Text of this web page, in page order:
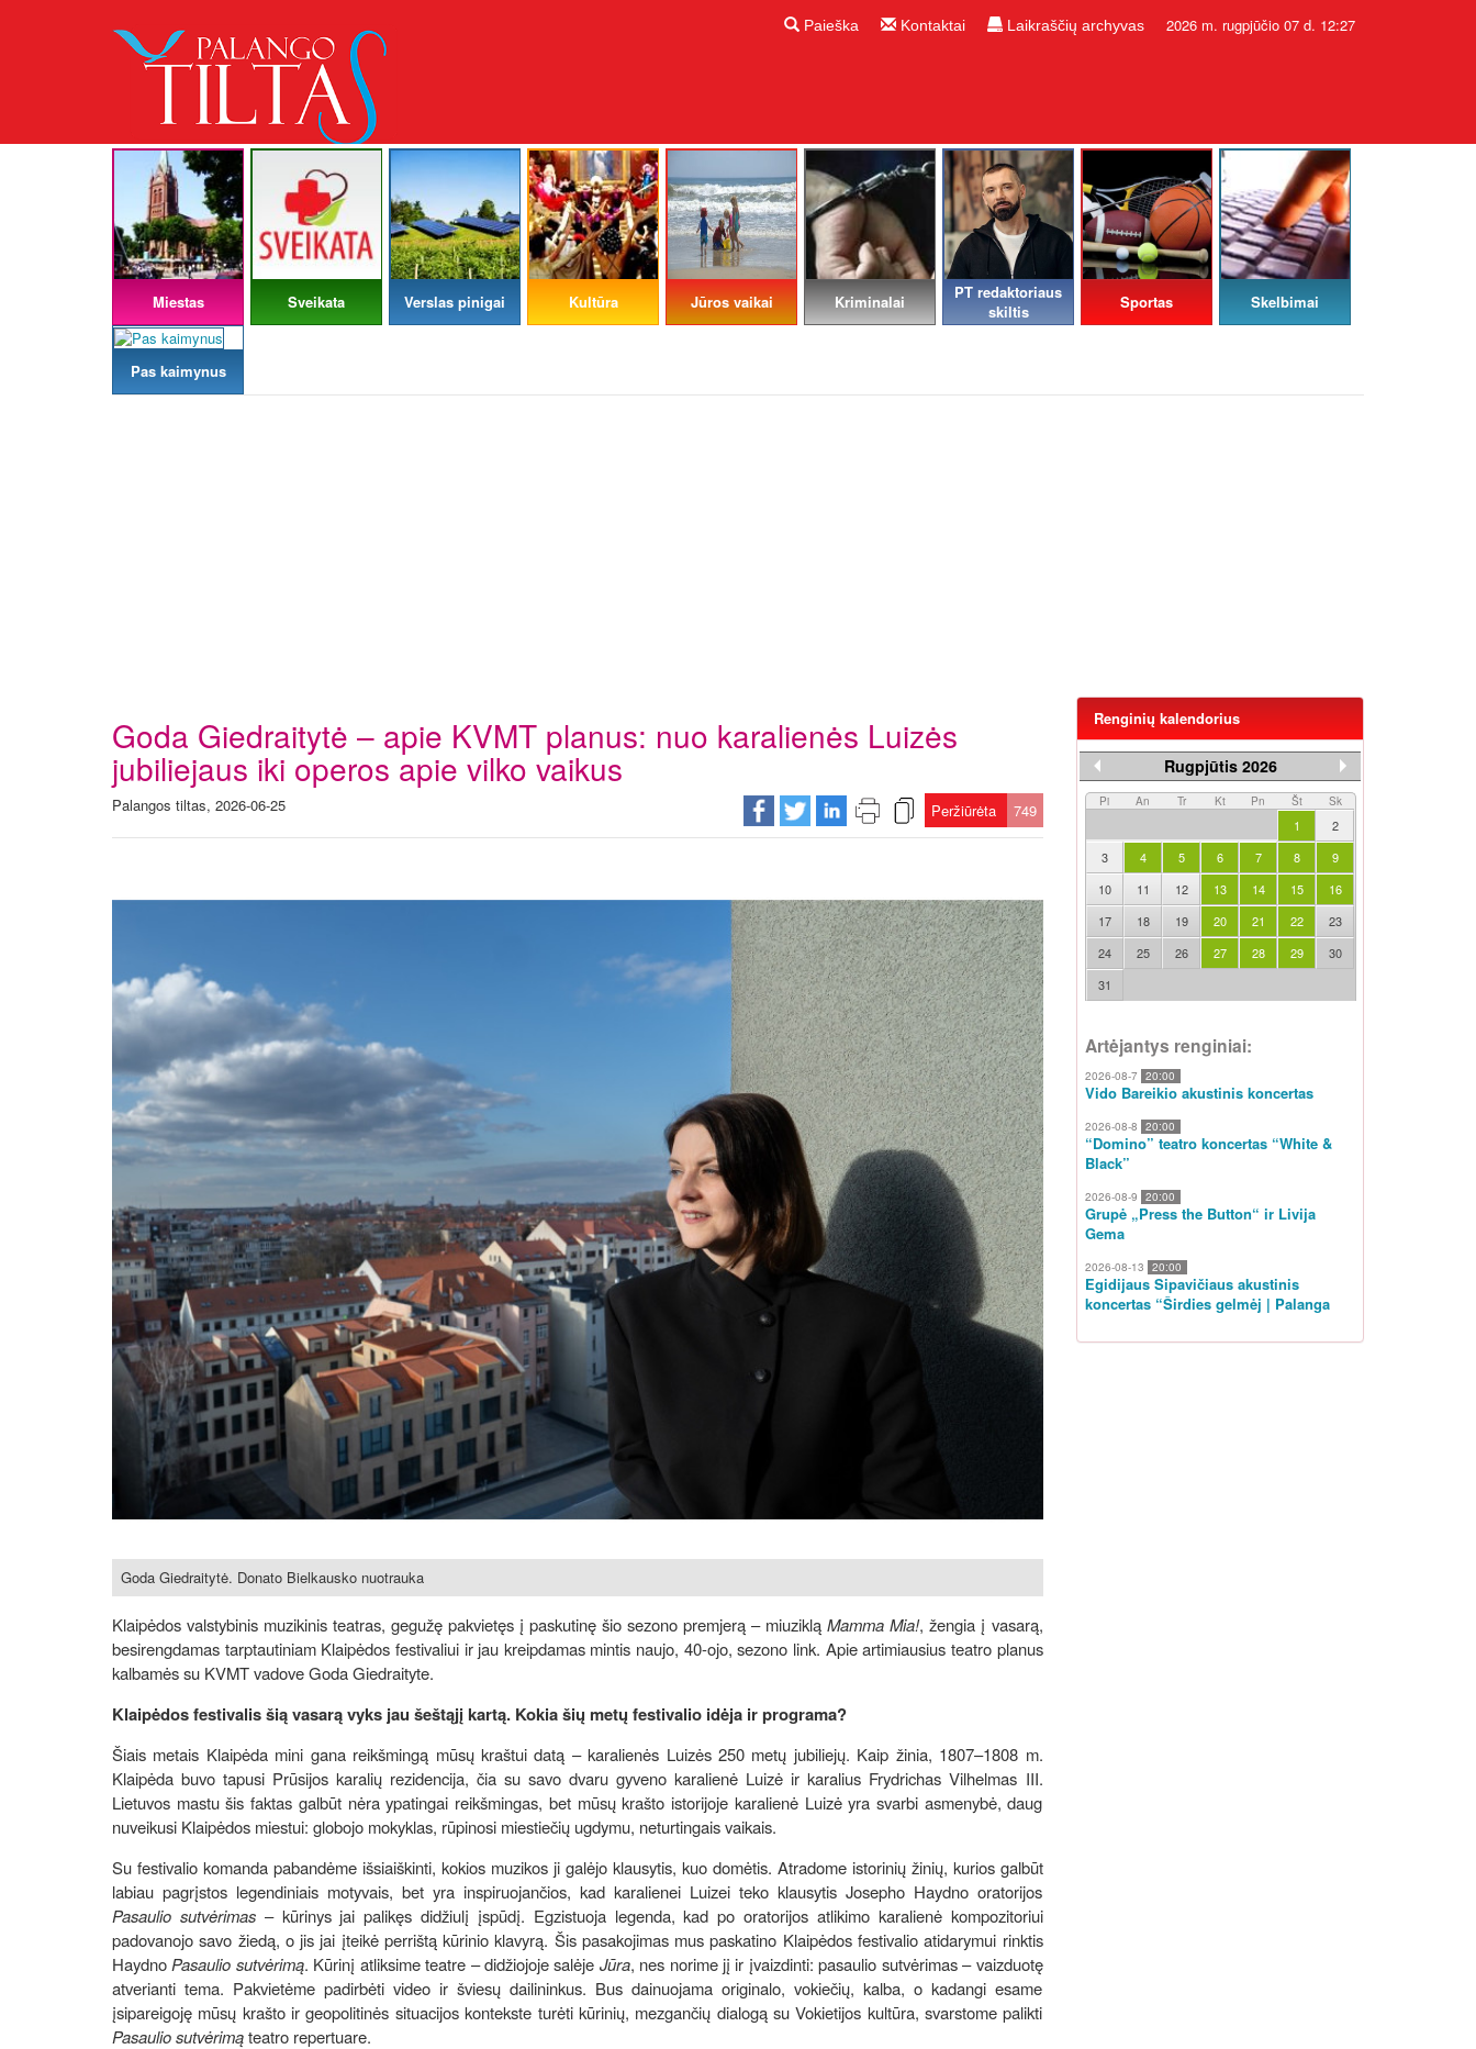
Paieška Kontaktai Laikraščių archyvas 2026 m. rugpjūčio 07 d. 12:27
Miestas Sveikata Verslas pinigai Kultūra Jūros vaikai Kriminalai
PT redaktoriaus
skiltis
Sportas Skelbimai
Pas kaimynus
Goda Giedraitytė – apie KVMT planus: nuo karalienės Luizės
jubiliejaus iki operos apie vilko vaikus
Palangos tiltas, 2026-06-25 Peržiūrėta 749
Goda Giedraitytė. Donato Bielkausko nuotrauka
Klaipėdos valstybinis muzikinis teatras, gegužę pakvietęs į paskutinę šio sezono premjerą – miuzikląMamma Mia!, žengia į vasarą,
besirengdamas tarptautiniam Klaipėdos festivaliui ir jau kreipdamas mintis naujo, 40-ojo, sezono link. Apie artimiausius teatro planus
kalbamės su KVMT vadove Goda Giedraityte.
Klaipėdos festivalis šią vasarą vyks jau šeštąjį kartą. Kokia šių metų festivalio idėja ir programa?
Šiais metais Klaipėda mini gana reikšmingą mūsų kraštui datą – karalienės Luizės 250 metų jubiliejų. Kaip žinia, 1807–1808 m.
Klaipėda buvo tapusi Prūsijos karalių rezidencija, čia su savo dvaru gyveno karalienė Luizė ir karalius Frydrichas Vilhelmas III.
Lietuvos mastu šis faktas galbūt nėra ypatingai reikšmingas, bet mūsų krašto istorijoje karalienė Luizė yra svarbi asmenybė, daug
nuveikusi Klaipėdos miestui: globojo mokyklas, rūpinosi miestiečių ugdymu, neturtingais vaikais.
Su festivalio komanda pabandėme išsiaiškinti, kokios muzikos ji galėjo klausytis, kuo domėtis. Atradome istorinių žinių, kurios galbūt
labiau pagrįstos legendiniais motyvais, bet yra inspiruojančios, kad karalienei Luizei teko klausytis Josepho Haydno oratorijos
Pasaulio sutvėrimas– kūrinys jai palikęs didžiulį įspūdį. Egzistuoja legenda, kad po oratorijos atlikimo karalienė kompozitoriui
padovanojo savo žiedą, o jis jai įteikė perrištą kūrinio klavyrą. Šis pasakojimas mus paskatino Klaipėdos festivalio atidarymui rinktis
Haydno Pasaulio sutvėrimą. Kūrinį atliksime teatre – didžiojoje salėje Jūra, nes norime jį ir įvaizdinti: pasaulio sutvėrimas – vaizduotę
atverianti tema. Pakvietėme padirbėti video ir šviesų dailininkus. Bus dainuojama originalo, vokiečių, kalba, o kadangi esame
įsipareigoję mūsų krašto ir geopolitinės situacijos kontekste turėti kūrinių, mezgančių dialogą su Vokietijos kultūra, svarstome palikti
Pasaulio sutvėrimąteatro repertuare.
Renginių kalendorius
Rugpjūtis 2026
Pi An Tr Kt Pn Št Sk
1
2
3
4 5 6 7 8
9
10
11 12 13 14 15
16
17
18 19 20 21 22
23
24
25 26 27 28 29
30
31
Artėjantys renginiai:
2026-08-7 20:00
Vido Bareikio akustinis koncertas
2026-08-8 20:00
“Domino” teatro koncertas “White &
Black”
2026-08-9 20:00
Grupė „Press the Button“ ir Livija
Gema
2026-08-13 20:00
Egidijaus Sipavičiaus akustinis
koncertas “Širdies gelmėj | Palanga